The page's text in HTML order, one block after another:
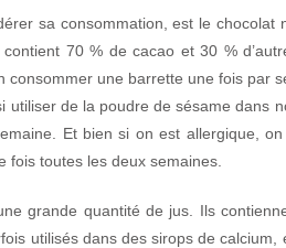
sa consommation, est le chocolat
70 % de cacao et 30 %
une barrette une fois par
de la poudre de sésame dans
Et bien si on est allergique,
toutes les deux semaines.
grande quantité de jus. Ils
utilisés dans des sirops de